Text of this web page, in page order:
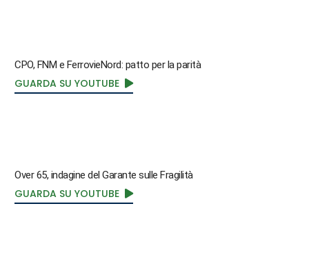
CPO, FNM e FerrovieNord: patto per la parità
GUARDA SU YOUTUBE
Over 65, indagine del Garante sulle Fragilità
GUARDA SU YOUTUBE